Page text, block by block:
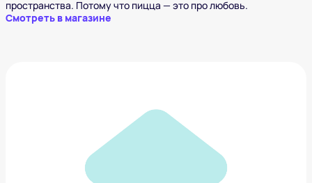
пространства. Потому что пицца — это про любовь.
Смотреть в магазине